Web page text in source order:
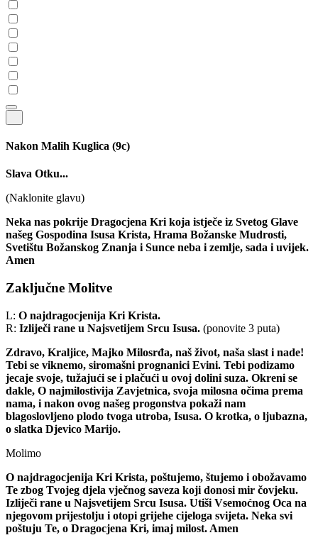
Nakon Malih Kuglica (9c)
Slava Otku...
(Naklonite glavu)
Neka nas pokrije Dragocjena Kri koja istječe iz Svetog Glave
našeg Gospodina Isusa Krista, Hrama Božanske Mudrosti,
Svetištu Božanskog Znanja i Sunce neba i zemlje, sada i uvijek.
Amen
Zaključne Molitve
L: O najdragocjenija Kri Krista.
R: Izliječi rane u Najsvetijem Srcu Isusa. (ponovite 3 puta)
Zdravo, Kraljice, Majko Milosrđa, naš život, naša slast i nade!
Tebi se viknemo, siromašni prognanici Evini. Tebi podizamo
jecaje svoje, tužajući se i plačući u ovoj dolini suza. Okreni se
dakle, O najmilostivija Zavjetnica, svoja milosna očima prema
nama, i nakon ovog našeg progonstva pokaži nam
blagoslovljeno plodo tvoga utroba, Isusa. O krotka, o ljubazna,
o slatka Djevico Marijo.
Molimo
O najdragocjenija Kri Krista, poštujemo, štujemo i obožavamo
Te zbog Tvojeg djela vječnog saveza koji donosi mir čovjeku.
Izliječi rane u Najsvetijem Srcu Isusa. Utiši Vsemoćnog Oca na
njegovom prijestolju i otopi grijehe cijeloga svijeta. Neka svi
poštuju Te, o Dragocjena Kri, imaj milost. Amen